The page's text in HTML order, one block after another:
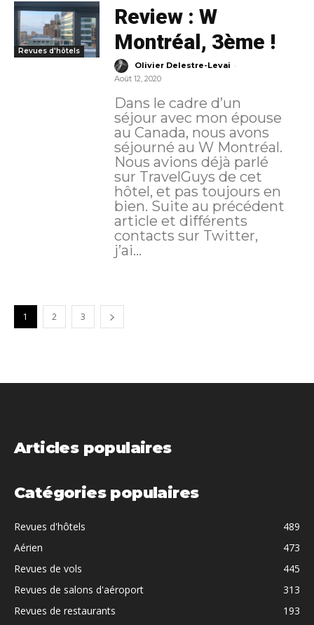
Revues d'hôtels
Review : W
Montréal, 3ème !
Olivier Delestre-Levai -
Août 12, 2020
Dans le cadre d’un
séjour avec mon épouse
au Canada, nous avons
séjourné au W Montréal.
Nous avions déjà parlé
sur TravelGuys de cet
hôtel, et pas toujours en
bien. Suite au précédent
article et différents
contacts sur Twitter,
j’ai...
1 2 3
Articles populaires
Catégories populaires
Revues d'hôtels
489
Aérien
473
Revues de vols
445
Revues de salons d'aéroport
313
Revues de restaurants
193